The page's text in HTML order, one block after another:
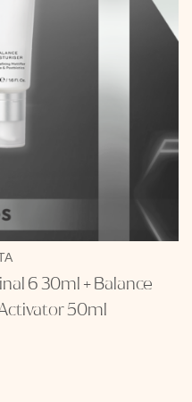
6 30ml + Balance
50ml